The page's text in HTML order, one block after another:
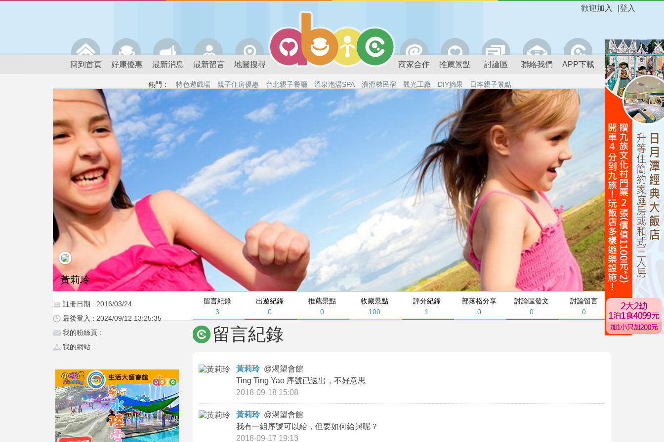
登入
歡迎加入
回到首頁 好康優惠 最新消息 最新留言 地圖搜尋 商家合作 推薦景點 討論區 聯絡我們 APP下載
熱門： 特色遊戲場 親子住房優惠 台北親子餐廳 溫泉泡湯SPA 溜滑梯民宿 觀光工廠 DIY摘果 日本親子景點
留言紀錄
3
出遊紀錄
0
推薦景點
0
收藏景點
100
評分紀錄
1
部落格分享
0
討論區發文
0
討論留言
0
黃莉玲
註冊日期 : 2016/03/24
最後登入 : 2024/09/12 13:25:35
我的粉絲頁 :
我的網站 :
留言紀錄
黃莉玲 @渴望會館
Ting Ting Yao 序號已送出，不好意思
2018-09-18 15:08
黃莉玲 @渴望會館
我有一組序號可以給，但要如何給與呢？
2018-09-17 19:13